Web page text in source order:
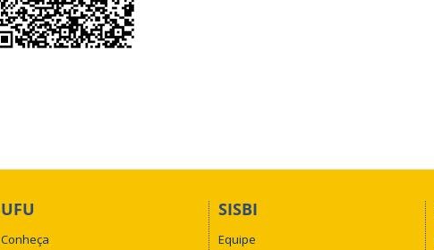
UFU
Conheça
SISBI
Equipe